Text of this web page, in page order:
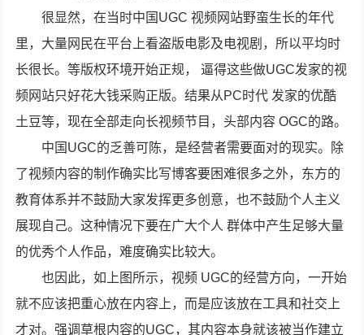
很显然，在当时中国UGC 视频网站野蛮生长的年代
里，大量网民在平台上看盗版电影及电视剧，所以平均时
长很长。等版权环境开始正规， 逼得这些做UGC发家的视
频网站只好花大钱采购正版。结果从PC时代 发家的优酷
土豆等，现在全部走向长视频节目，头部内容 OGC的路。
中国UGC的乏善可陈，是经营者需要面对的现实。除
了视频内容的制作确实比写博客要困难很多之外，东方的
教育体系并不鼓励大家发挥更多创意，也不鼓励个人主义
展现自己。这种情况下要在广大个人 群体中产生足够大量
的优秀个人作品，难度确实比较大。
也因此，如上图所示，视频 UGC的经营方向，一开始
就不应该把重心放在内容上，而是应该放在工具和社交上
才对。强调草根内容的UGC，其内容本身就该被当作建立